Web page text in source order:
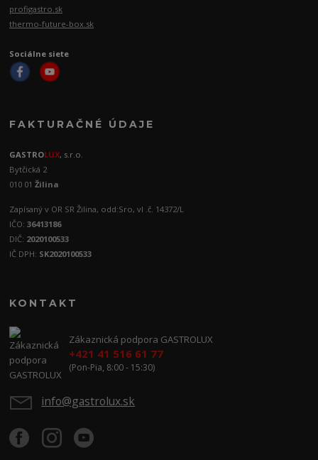
profigastro.sk
thermo-future-box.sk
Sociálne siete
FAKTURAČNÉ ÚDAJE
GASTROLUX, s.r.o.
Bytčická 2
010 01Žilina
Zapísaný v OR SR Žilina, odd:Sro, vl .č. 14372/L
IČO:36413186
DIČ: 2020100533
IČ DPH: SK2020100533
KONTAKT
Zákaznická podpora GASTROLUX
+421 41 516 61 77
(Pon-Pia, 8:00 - 15:30)
info@gastrolux.sk